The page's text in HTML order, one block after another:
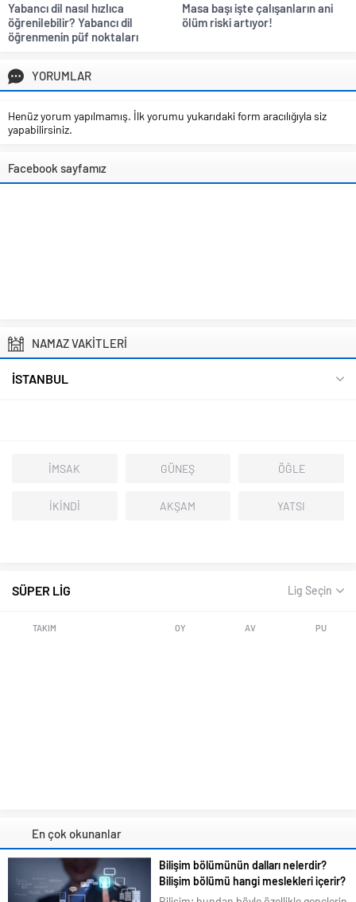
Yabancı dil nasıl hızlıca
öğrenilebilir? Yabancı dil
öğrenmenin püf noktaları
Masa başı işte çalışanların ani
ölüm riski artıyor!
YORUMLAR
Henüz yorum yapılmamış. İlk yorumu yukarıdaki form aracılığıyla siz
yapabilirsiniz.
Facebook sayfamız
NAMAZ VAKİTLERİ
İSTANBUL
İMSAK GÜNEŞ ÖĞLE
İKİNDİ AKŞAM YATSI
Lig Seçin
SÜPER LİG
TAKIM OY AV PU
En çok okunanlar
Bilişim bölümünün dalları nelerdir?
Bilişim bölümü hangi meslekleri içerir?